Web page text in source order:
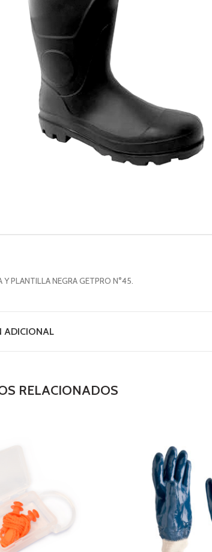
PLANTILLA NEGRA GETPRO N°45.
ADICIONAL
RELACIONADOS